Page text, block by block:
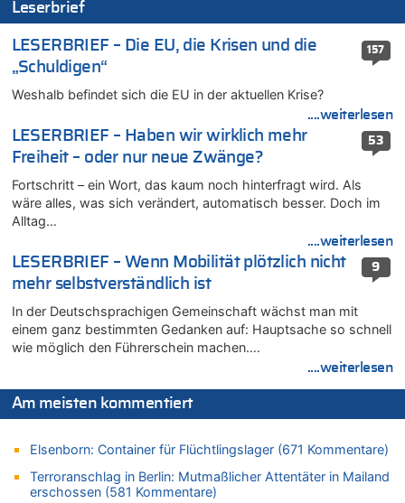
Drohnen mit Strengstoff? War es Russland?
09.08.2026 - 01:10 von Peter S. zu
Leipzig, Mechernich und die Frage: Wer steckt hinter den
Drohnen mit Strengstoff? War es Russland?
Leipzig, Mechernich und die Frage: Wer steckt hinter den
Drohnen mit Strengstoff? War es Russland?
09.08.2026 - 01:05 von Peter S. zu
Leipzig, Mechernich und die Frage: Wer steckt hinter den
Drohnen mit Strengstoff? War es Russland?
Zweite Hitzewelle in diesem Sommer ist jetzt amtlich
08.08.2026 - 22:47 von Heinz F. zu
Wasserstand des Rheins in NRW so niedrig wie noch nie
08.08.2026 - 22:39 von Hugo Egon Bernhard von Sinnen zu
Politischer Eklat bei der Gedenkfeier in Marcinelle – Meloni:
08.08.2026 - 22:23 von Marcel Scholzen Eimerscheid zu
Politischer Eklat bei der Gedenkfeier in Marcinelle – Meloni:
08.08.2026 - 22:12 von Hugo Egon Bernhard von Sinnen zu
08.08.2026 - 22:09 von Frage zu
Leserbrief
157
LESERBRIEF – Die EU, die Krisen und die
„Schuldigen“
Weshalb befindet sich die EU in der aktuellen Krise?
....weiterlesen
53
LESERBRIEF – Haben wir wirklich mehr
Freiheit – oder nur neue Zwänge?
Fortschritt – ein Wort, das kaum noch hinterfragt wird. Als
wäre alles, was sich verändert, automatisch besser. Doch im
Alltag…
....weiterlesen
9
LESERBRIEF – Wenn Mobilität plötzlich nicht
mehr selbstverständlich ist
In der Deutschsprachigen Gemeinschaft wächst man mit
einem ganz bestimmten Gedanken auf: Hauptsache so schnell
wie möglich den Führerschein machen….
....weiterlesen
Am meisten kommentiert
Elsenborn: Container für Flüchtlingslager (671 Kommentare)
Terroranschlag in Berlin: Mutmaßlicher Attentäter in Mailand
erschossen (581 Kommentare)